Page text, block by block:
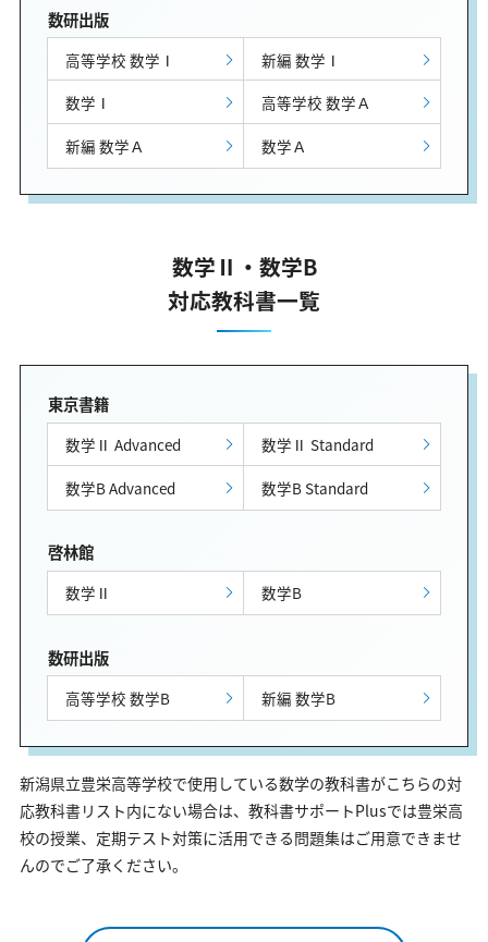
数研出版
高等学校 数学Ⅰ
新編 数学Ⅰ
数学Ⅰ
高等学校 数学Ａ
新編 数学Ａ
数学Ａ
数学Ⅱ・数学B
対応教科書一覧
東京書籍
数学Ⅱ Advanced
数学Ⅱ Standard
数学B Advanced
数学B Standard
啓林館
数学Ⅱ 数学B
数研出版
高等学校 数学B 新編 数学B
新潟県立豊栄高等学校で使用している数学の教科書がこちらの対
応教科書リスト内にない場合は、教科書サポートPlusでは豊栄高
校の授業、定期テスト対策に活用できる問題集はご用意できませ
んのでご了承ください。